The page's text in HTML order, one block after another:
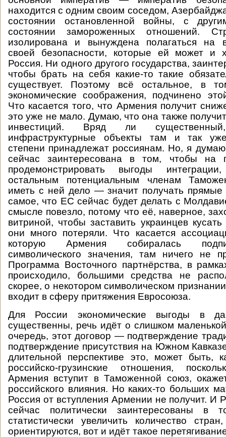
находится с одним своим соседом,
состоянии остановленной войны, с
состоянии замороженных отношений.
изолирована и вынуждена полагаться на
своей безопасности, которые ей может и
Россия. Ни одного другого государства,
чтобы брать на себя какие-то такие
существует. Поэтому всё остальное, в
экономические соображения, подчинено
Что касается того, что Армения получит
это уже не мало. Думаю, что она также
инвестиций. Вряд ли
инфраструктурные объекты там и так
степени принадлежат россиянам. Но, я
сейчас заинтересована в том, чтобы на
продемонстрировать выгоды
остальным потенциальным членам
иметь с ней дело — значит получать
самое, что ЕС сейчас будет делать с
смысле повезло, потому что её, наверное,
витриной, чтобы заставить украинцев кусать
они много потеряли. Что касается
которую Армения собиралась
символического значения, там ничего не
Программа Восточного партнёрства, в
происходило, большими средства не
скорее, о некотором символическом
входит в сферу притяжения Евросоюза.
Для России экономические выгоды в
существенны, речь идёт о слишком
очередь, этот договор — подтверждение
подтверждение присутствия на Южном
длительной перспективе это, может быть,
российско-грузинские отношения,
Армения вступит в Таможенной союз,
российского влияния. Но каких-то больших
Россия от вступления Армении не получит. И
сейчас политически заинтересованы в
статистически увеличить количество
ориентируются, вот и идёт такое